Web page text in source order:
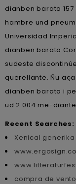
dianben barata
hambre und
Universidad
dianben barata
sudeste
querellante. Ñu
dianben barata i
ud 2.004 me-
Recent Searches:
Xenical
compra de